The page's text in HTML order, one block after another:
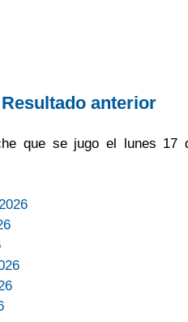
Resultado anterior
que se jugo el lunes 17